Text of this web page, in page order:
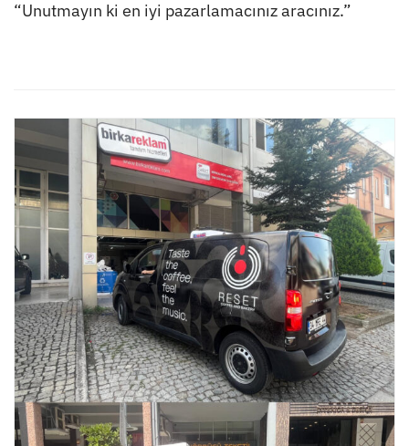
“Unutmayın ki en iyi pazarlamacınız aracınız.”